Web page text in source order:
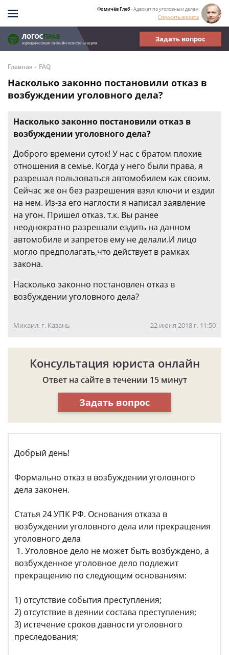
Фомичёв Глеб- Адвокат по уголовным делам
Спросить юриста
Задать вопрос
Главная - FAQ
Насколько законно постановили отказ в
возбуждении уголовного дела?
Насколько законно постановили отказ в
возбуждении уголовного дела?
Доброго времени суток! У нас с братом плохие
отношения в семье. Когда у него были права, я
разрешал пользоваться автомобилем как своим.
Сейчас же он без разрешения взял ключи и ездил
на нем. Из-за его наглости я написал заявление
на угон. Пришел отказ. т.к. Вы ранее
неоднократно разрешали ездить на данном
автомобиле и запретов ему не делали.И лицо
могло предполагать,что действует в рамках
закона.
Насколько законно постановлен отказ в
возбуждении уголовного дела?
Михаил, г. Казань 22 июня 2018 г. 11:50
Консультация юриста онлайн
Ответ на сайте в течении 15 минут
Задать вопрос
Добрый день!
Формально отказ в возбуждении уголовного
дела законен.
Статья 24 УПК РФ. Основания отказа в
возбуждении уголовного дела или прекращения
уголовного дела
1. Уголовное дело не может быть возбуждено, а
возбужденное уголовное дело подлежит
прекращению по следующим основаниям:
1) отсутствие события преступления;
2) отсутствие в деянии состава преступления;
3) истечение сроков давности уголовного
преследования;